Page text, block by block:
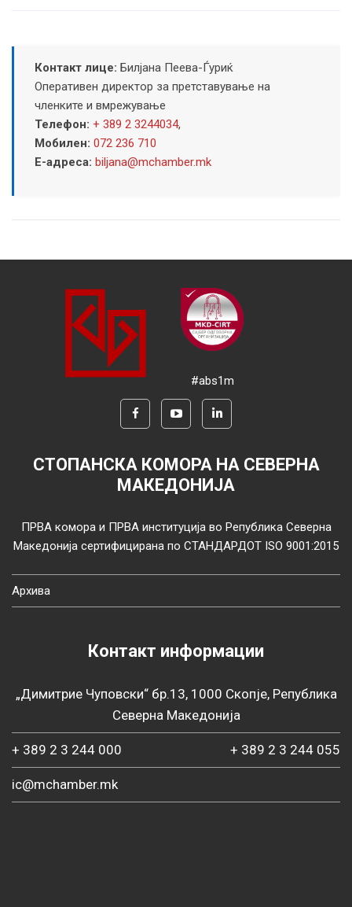
Контакт лице: Билјана Пеева-Ѓуриќ
Оперативен директор за претставување на
членките и вмрежување
Телефон: + 389 2 3244034,
Мобилен: 072 236 710
Е-адреса: biljana@mchamber.mk
#abs1m
СТОПАНСКА КОМОРА НА СЕВЕРНА
МАКЕДОНИЈА
ПРВА комора и ПРВА институција во Република Северна
Македонија сертифицирана по СТАНДАРДОТ ISO 9001:2015
Архива
Контакт информации
„Димитрие Чуповски“ бр.13, 1000 Скопје, Република
Северна Македонија
+ 389 2 3 244 000 + 389 2 3 244 055
ic@mchamber.mk